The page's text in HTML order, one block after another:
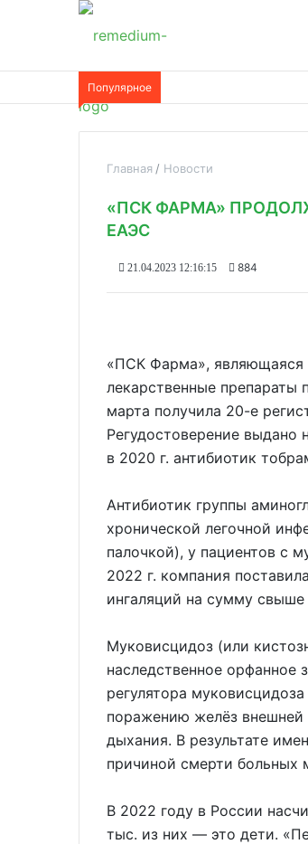
Популярное
Главная Новости
«ПСК ФАРМА»
ЕАЭС
21.04.2023 12:16:15 884
«ПСК Фарма», являющаяся
лекарственные препараты
марта получила 20-е
Регудостоверение
в 2020 г. антибиотик
Антибиотик группы
хронической легочной
палочкой), у пациентов с
2022 г. компания
ингаляций на сумму свыше
Муковисцидоз (или
наследственное орфанное
регулятора
поражению желёз
дыхания. В результате
причиной смерти больных
В 2022 году в России
тыс. из них — это дети.